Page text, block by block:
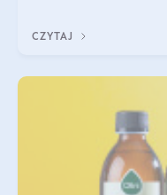
robić?
CZYTAJ